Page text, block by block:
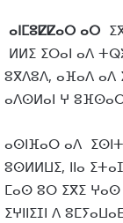
ⴰⵏⵎⵓⵇⵇⴰⵔ ⴰⵔ
ⵍⵍⵉ ⵉⵔⴰⵏ ⴰⴷ
ⵓⴳⴷⵓⴷ, ⴰⴼⴰⴷ ⴰⴷ
ⴰⴷⵙⵍⴰⵏ ⵖ
ⴰⵙⵏⴼⴰⵔ ⴰⴷ
ⵓⵙⵍⵍⵡⵉ, ⵏⵏⴰ
ⵎⴰⵙ ⵓⵔ ⵉⴳⵉ
ⵉⵖⵏⵏⵉⵊⵏ ⴷ